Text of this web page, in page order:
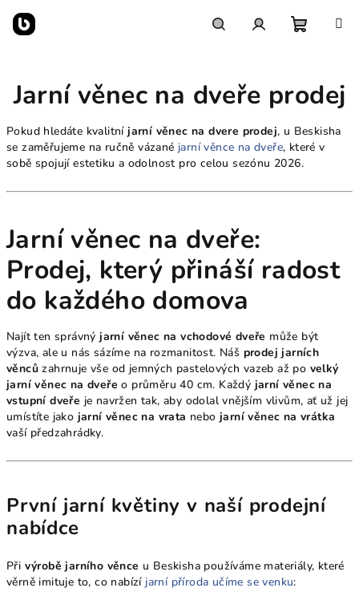
obsah
košík
Jarní věnec na dveře prodej
Pokud hledáte kvalitníjarní věnec na dvere prodej, u Beskisha
se zaměřujeme na ručně vázané jarní věnce na dveře, které v
sobě spojují estetiku a odolnost pro celou sezónu 2026.
Jarní věnec na dveře:
Prodej, který přináší radost
do každého domova
Najít ten správnýjarní věnec na vchodové dveře může být
výzva, ale u nás sázíme na rozmanitost. Náš prodej jarních
věnců zahrnuje vše od jemných pastelových vazeb až po velký
jarní věnec na dveře o průměru 40 cm. Každý jarní věnec na
vstupní dveře je navržen tak, aby odolal vnějším vlivům, ať už jej
umístíte jako jarní věnec na vrata nebojarní věnec na vrátka
vaší předzahrádky.
První jarní květiny v naší prodejní
nabídce
Při výrobě jarního věnce u Beskisha používáme materiály, které
věrně imituje to, co nabízí jarní příroda učíme se venku: